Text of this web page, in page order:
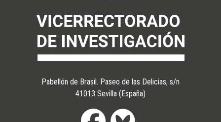
Pabellón de Brasil. Paseo de las Delicias, s/n
41013 Sevilla (España)